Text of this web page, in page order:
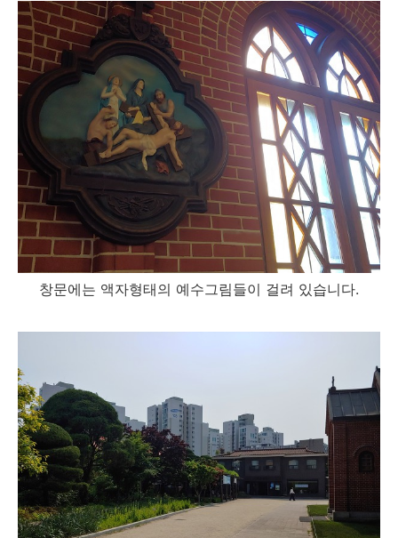
창문에는 액자형태의 예수그림들이 걸려 있습니다.